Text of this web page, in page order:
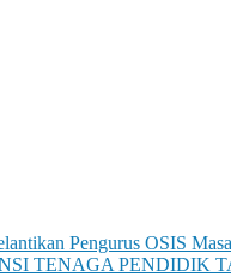
Pengurus OSIS
TENAGA PENDIDIK